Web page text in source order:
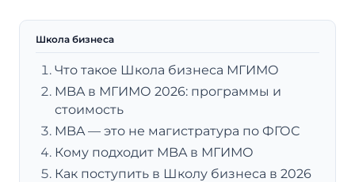
Школа бизнеса
Что такое Школа бизнеса МГИМО
MBA в МГИМО 2026: программы и
стоимость
MBA — это не магистратура по ФГОС
Кому подходит MBA в МГИМО
Как поступить в Школу бизнеса в 2026